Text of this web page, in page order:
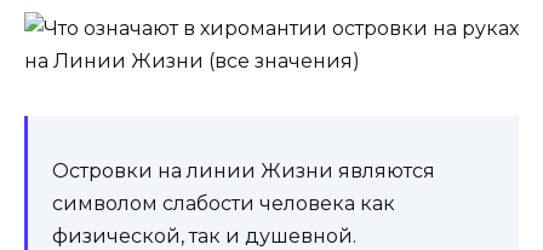
Островки на линии Жизни являются
символом слабости человека как
физической, так и душевной.